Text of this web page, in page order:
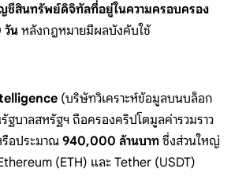
ชีสินทรัพย์ดิจิทัลที่อยู่ในความครอบครอง
วัน หลังกฎหมายมีผลบังคับใช้
(บริษัทวิเคราะห์ข้อมูลบนบล็อก
ฐบาลสหรัฐฯ ถือครองคริปโตมูลค่ารวมราว
อประมาณ940,000 ล้านบาท ซึ่งส่วนใหญ่
(ETH) และ Tether (USDT)